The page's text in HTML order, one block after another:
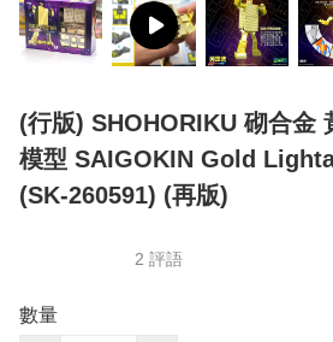
(行版) SHOHORIKU 砌合金
模型 SAIGOKIN Gold
(SK-260591) (再版)
2 評語
數量